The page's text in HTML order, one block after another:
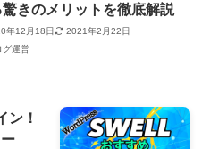
きのメリットを徹底解説
年12月18日
2021年2月22日
グ運営
ン！